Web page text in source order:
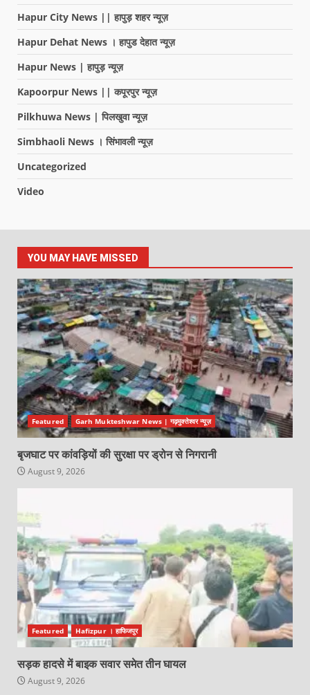
Hapur City News || हापुड़ शहर न्यूज़
Hapur Dehat News । हापुड देहात न्यूज़
Hapur News | हापुड़ न्यूज़
Kapoorpur News || कपूरपुर न्यूज़
Pilkhuwa News | पिलखुवा न्यूज़
Simbhaoli News । सिंभावली न्यूज़
Uncategorized
Video
YOU MAY HAVE MISSED
Featured Garh Mukteshwar News | गढ़मुक्तेश्वर न्यूज़
बृजघाट पर कांवड़ियों की सुरक्षा पर ड्रोन से निगरानी
August 9, 2026
Featured Hafizpur । हाफिजपुर
सड़क हादसे में बाइक सवार समेत तीन घायल
August 9, 2026